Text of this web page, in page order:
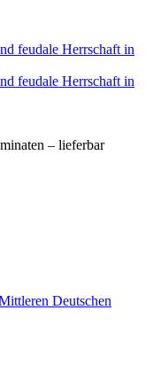
feudale Herrschaft in
feudale Herrschaft in
– lieferbar
Deutschen